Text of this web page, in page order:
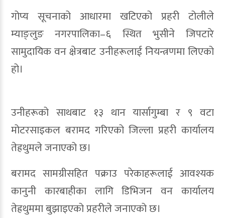
गोप्य सूचनाको आधारमा खटिएको प्रहरी टोलीले
म्याङ्लुङ नगरपालिका–६ स्थित भुसीने जिपटारे
सामुदायिक वन क्षेत्रबाट उनीहरूलाई नियन्त्रणमा लिएको
हो।
उनीहरूको साथबाट १३ थान यार्सागुम्बा र ९ वटा
मोटरसाइकल बरामद गरिएको जिल्ला प्रहरी कार्यालय
तेह्रथुमले जनाएको छ।
बरामद सामग्रीसहित पक्राउ परेकाहरूलाई आवश्यक
कानुनी कारबाहीका लागि डिभिजन वन कार्यालय
तेह्रथुममा बुझाइएको प्रहरीले जनाएको छ।